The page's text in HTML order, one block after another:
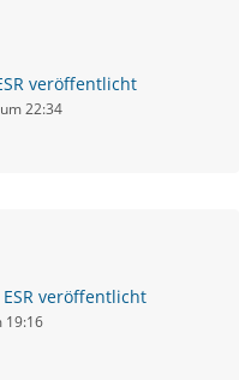
veröffentlicht
22:34
veröffentlicht
19:16